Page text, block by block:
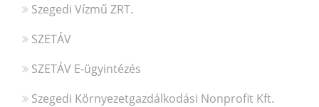
Szegedi Vízmű ZRT.
SZETÁV
SZETÁV E-ügyintézés
Szegedi Környezetgazdálkodási Nonprofit Kft.